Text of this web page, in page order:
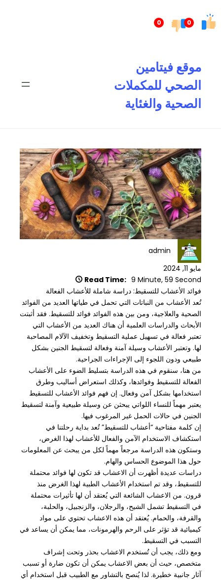
0
0إلى
موقع فيتامين
الصحي للمكملات
الصحية والغئاية
admin
مايو 11, 2024
Read Time: 9 Minute, 59 Second
فوائد الأعشاب للتسقيط: دراسة شاملة للأعشاب الفعالة
تُعد الأعشاب من النباتات التي تحمل في طياتها العديد من الفوائد
الصحية والعلاجية، ومن بين هذه الفوائد فوائد للتسقيط. فقد أثبتت
الأبحاث والدراسات العلمية أن هناك العديد من الأعشاب التي
تعتبر فعالة في تسهيل عملية التسقيط وتخفيف الآلام المصاحبة
لها. وتعتبر الأعشاب وسيلة آمنة وفعالة لتسقيط الجنين بشكل
طبيعي ودون اللجوء إلى الإجراءات الجراحية.
من هنا، سنقوم في هذه الدراسة بتسليط الضوء على الأعشاب
الفعالة للتسقيط وفوائدها، وكذلك استعراض أساليب وطرق
استخدامها بشكل آمن وفعال. إن فهم فوائد الأعشاب للتسقيط
يعتبر مهماً للنساء اللواتي يبحثن عن وسيلة طبيعية وآمنة لتسقيط
الجنين في حالات الحمل غير المرغوب فيها.
إن كلمة مفتاحية “أعشاب للتسقيط” تُعد بداية رحلتنا في
استكشاف الاستخدام الآمن والفعال للأعشاب لهذا الغرض،
وستكون هذه الدراسة مرجعاً مهماً لكل من يبحث عن المعلومات
حول هذا الموضوع الحساس والهام.
دراسات عديدة أظهرت أن الاعشاب قد تكون لها فوائد محتملة
للتسقيط، وقد تم استخدام الأعشاب الطبية لهذا الغرض منذ
قرون. من الاعشاب الشائعة التي يُعتقد أن لها تأثيرات محتملة
في التسقيط تشمل الشيح، والرجلان، والزنجبيل، والحلبة،
والقرفة، والحمام. يُعتقد أن هذه الاعشاب تحتوي على مواد
كيميائية قد تؤثر على الرحم والهرمونات، مما يمكن أن يساعد في
التسبب في التسقيط.
ومع ذلك، يجب أن تُستخدم الاعشاب بحذر وتحت إشراف
متخصص، حيث أن بعض الاعشاب يمكن أن تكون ضارة أو تسبب
آثار جانبية خطيرة. لذا يُنصح بالتشاور مع الطبيب قبل استخدام أي